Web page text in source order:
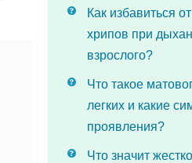
Как избавиться
хрипов при
взрослого?
Что такое
легких и какие
проявления?
Что значит